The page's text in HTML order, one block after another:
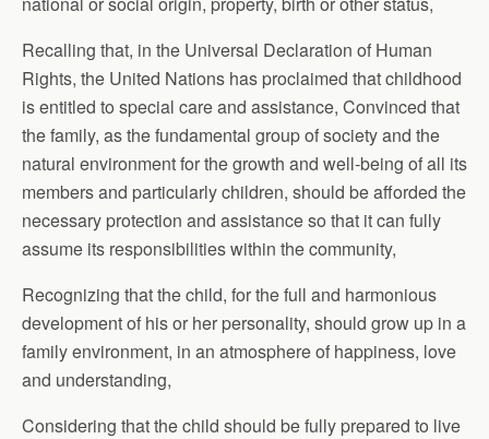
Recalling that, in the Universal Declaration of Human
Rights, the United Nations has proclaimed that childhood
is entitled to special care and assistance, Convinced that
the family, as the fundamental group of society and the
natural environment for the growth and well-being of all its
members and particularly children, should be afforded the
necessary protection and assistance so that it can fully
assume its responsibilities within the community,
Recognizing that the child, for the full and harmonious
development of his or her personality, should grow up in a
family environment, in an atmosphere of happiness, love
and understanding,
Considering that the child should be fully prepared to live